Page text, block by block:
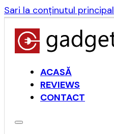
Sari la conținutul principal
ACASĂ
REVIEWS
CONTACT